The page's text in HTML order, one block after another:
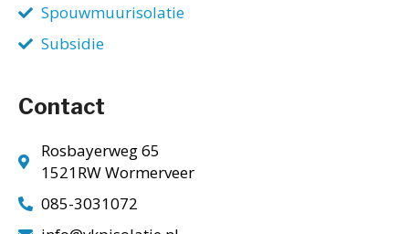
Spouwmuurisolatie
Subsidie
Contact
Rosbayerweg 65
1521RW Wormerveer
085-3031072